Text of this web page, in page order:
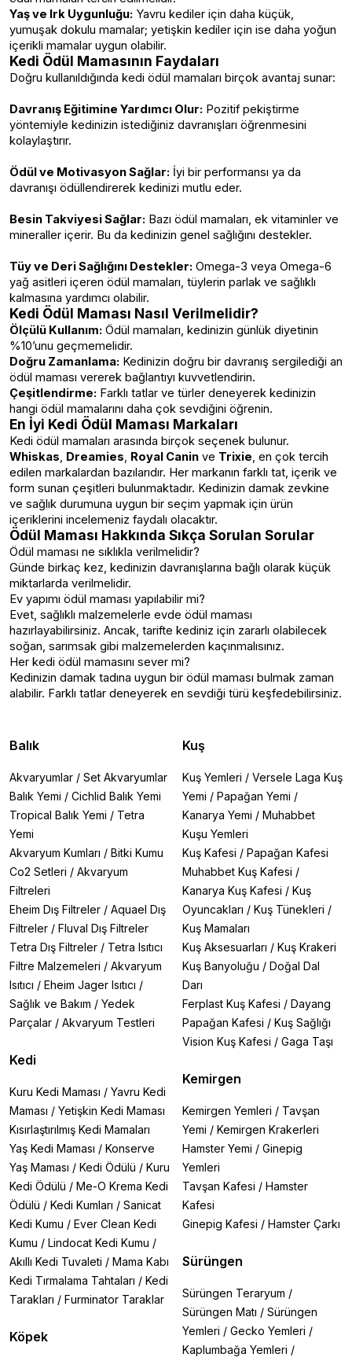
Yaş ve Irk Uygunluğu: Yavru kediler için daha küçük,
yumuşak dokulu mamalar; yetişkin kediler için ise daha yoğun
içerikli mamalar uygun olabilir.
Kedi Ödül Mamasının Faydaları
Doğru kullanıldığında kedi ödül mamaları birçok avantaj sunar:
Davranış Eğitimine Yardımcı Olur: Pozitif pekiştirme
yöntemiyle kedinizin istediğiniz davranışları öğrenmesini
kolaylaştırır.
Ödül ve Motivasyon Sağlar: İyi bir performansı ya da
davranışı ödüllendirerek kedinizi mutlu eder.
Besin Takviyesi Sağlar: Bazı ödül mamaları, ek vitaminler ve
mineraller içerir. Bu da kedinizin genel sağlığını destekler.
Tüy ve Deri Sağlığını Destekler: Omega-3 veya Omega-6
yağ asitleri içeren ödül mamaları, tüylerin parlak ve sağlıklı
kalmasına yardımcı olabilir.
Kedi Ödül Maması Nasıl Verilmelidir?
Ölçülü Kullanım: Ödül mamaları, kedinizin günlük diyetinin
%10’unu geçmemelidir.
Doğru Zamanlama: Kedinizin doğru bir davranış sergilediği an
ödül maması vererek bağlantıyı kuvvetlendirin.
Çeşitlendirme: Farklı tatlar ve türler deneyerek kedinizin
hangi ödül mamalarını daha çok sevdiğini öğrenin.
En İyi Kedi Ödül Maması Markaları
Kedi ödül mamaları arasında birçok seçenek bulunur.
Whiskas, Dreamies, Royal Canin ve Trixie, en çok tercih
edilen markalardan bazılarıdır. Her markanın farklı tat, içerik ve
form sunan çeşitleri bulunmaktadır. Kedinizin damak zevkine
ve sağlık durumuna uygun bir seçim yapmak için ürün
içeriklerini incelemeniz faydalı olacaktır.
Ödül Maması Hakkında Sıkça Sorulan Sorular
Ödül maması ne sıklıkla verilmelidir?
Günde birkaç kez, kedinizin davranışlarına bağlı olarak küçük
miktarlarda verilmelidir.
Ev yapımı ödül maması yapılabilir mi?
Evet, sağlıklı malzemelerle evde ödül maması
hazırlayabilirsiniz. Ancak, tarifte kediniz için zararlı olabilecek
soğan, sarımsak gibi malzemelerden kaçınmalısınız.
Her kedi ödül mamasını sever mi?
Kedinizin damak tadına uygun bir ödül maması bulmak zaman
alabilir. Farklı tatlar deneyerek en sevdiği türü keşfedebilirsiniz.
Balık
Akvaryumlar / Set Akvaryumlar
Balık Yemi / Cichlid Balık Yemi
Tropical Balık Yemi / Tetra
Yemi
Akvaryum Kumları / Bitki Kumu
Co2 Setleri / Akvaryum
Filtreleri
Eheim Dış Filtreler / Aquael Dış
Filtreler / Fluval Dış Filtreler
Tetra Dış Filtreler / Tetra Isıtıcı
Filtre Malzemeleri / Akvaryum
Isıtıcı / Eheim Jager Isıtıcı /
Sağlık ve Bakım / Yedek
Parçalar / Akvaryum Testleri
Kedi
Kuru Kedi Maması / Yavru Kedi
Maması / Yetişkin Kedi Maması
Kısırlaştırılmış Kedi Mamaları
Yaş Kedi Maması / Konserve
Yaş Maması / Kedi Ödülü / Kuru
Kedi Ödülü / Me-O Krema Kedi
Ödülü / Kedi Kumları / Sanicat
Kedi Kumu / Ever Clean Kedi
Kumu / Lindocat Kedi Kumu /
Akıllı Kedi Tuvaleti / Mama Kabı
Kedi Tırmalama Tahtaları / Kedi
Tarakları / Furminator Taraklar
Köpek
Kuş
Kuş Yemleri / Versele Laga Kuş
Yemi / Papağan Yemi /
Kanarya Yemi / Muhabbet
Kuşu Yemleri
Kuş Kafesi / Papağan Kafesi
Muhabbet Kuş Kafesi /
Kanarya Kuş Kafesi / Kuş
Oyuncakları / Kuş Tünekleri /
Kuş Mamaları
Kuş Aksesuarları / Kuş Krakeri
Kuş Banyoluğu / Doğal Dal
Darı
Ferplast Kuş Kafesi / Dayang
Papağan Kafesi / Kuş Sağlığı
Vision Kuş Kafesi / Gaga Taşı
Kemirgen
Kemirgen Yemleri / Tavşan
Yemi / Kemirgen Krakerleri
Hamster Yemi / Ginepig
Yemleri
Tavşan Kafesi / Hamster
Kafesi
Ginepig Kafesi / Hamster Çarkı
Sürüngen
Sürüngen Teraryum /
Sürüngen Matı / Sürüngen
Yemleri / Gecko Yemleri /
Kaplumbağa Yemleri /